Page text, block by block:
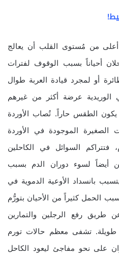
من مُستوى القلب أن يعالج
أحياناً بسبب الوقوف لفترات
أو لمجرد قيادة العربة طوال
الوريدية عرضة أكثر من غيرهم
يكون الطقس حاراً. تُصاب الأوردة
الصغيرة الموجودة في الأوردة
فتتراكم السوائل في الكاحلين
أيضاً لسوء دوران الدم بسبب
بانسداد الأوعية الدموية في
الحمل كثيراً من الأحيان بتورُّم
طريق رفع الرجلين والتمارين
طويلة. تشفى معظم حالات تورم
على نحو مفاجئ ليعود الكاحل